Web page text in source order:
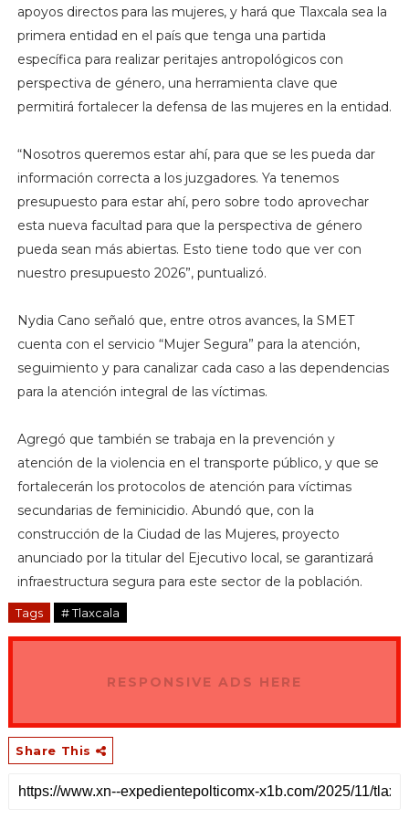
apoyos directos para las mujeres, y hará que Tlaxcala sea la
primera entidad en el país que tenga una partida
específica para realizar peritajes antropológicos con
perspectiva de género, una herramienta clave que
permitirá fortalecer la defensa de las mujeres en la entidad.
“Nosotros queremos estar ahí, para que se les pueda dar
información correcta a los juzgadores. Ya tenemos
presupuesto para estar ahí, pero sobre todo aprovechar
esta nueva facultad para que la perspectiva de género
pueda sean más abiertas. Esto tiene todo que ver con
nuestro presupuesto 2026”, puntualizó.
Nydia Cano señaló que, entre otros avances, la SMET
cuenta con el servicio “Mujer Segura” para la atención,
seguimiento y para canalizar cada caso a las dependencias
para la atención integral de las víctimas.
Agregó que también se trabaja en la prevención y
atención de la violencia en el transporte público, y que se
fortalecerán los protocolos de atención para víctimas
secundarias de feminicidio. Abundó que, con la
construcción de la Ciudad de las Mujeres, proyecto
anunciado por la titular del Ejecutivo local, se garantizará
infraestructura segura para este sector de la población.
Tags # Tlaxcala
RESPONSIVE ADS HERE
Share This